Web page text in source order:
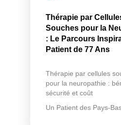
Thérapie par
Souches pour la
: Le Parcours
Patient de 77 Ans
Thérapie par cellules
pour la neuropathie :
sécurité et coût
Un Patient des Pays-